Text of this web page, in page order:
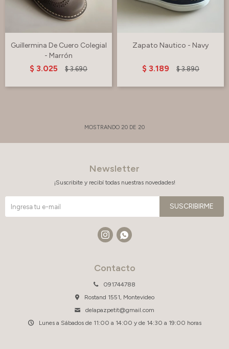
Guillermina De Cuero Colegial
- Marrón
$ 3.025 $ 3.690
Zapato Nautico - Navy
$ 3.189 $ 3.890
MOSTRANDO 20 DE 20
Contacto
091744788
Rostand 1551, Montevideo
delapazpetit@gmail.com
Lunes a Sábados de 11:00 a 14:00 y de 14:30 a 19:00 horas
Newsletter
¡Suscribite y recibí todas nuestras novedades!
SUSCRIBIRME
 